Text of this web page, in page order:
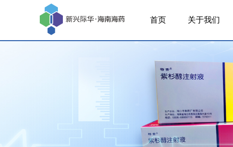
首页 关于我们